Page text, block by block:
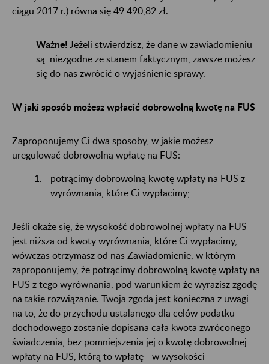
ciągu 2017 r.) równa się 49 490,82 zł.
Ważne! Jeżeli stwierdzisz, że dane w zawiadomieniu
są niezgodne ze stanem faktycznym, zawsze możesz
się do nas zwrócić o wyjaśnienie sprawy.
W jaki sposób możesz wpłacić dobrowolną kwotę na FUS
Zaproponujemy Ci dwa sposoby, w jakie możesz
uregulować dobrowolną wpłatę na FUS:
potrącimy dobrowolną kwotę wpłaty na FUS z
wyrównania, które Ci wypłacimy;
Jeśli okaże się, że wysokość dobrowolnej wpłaty na FUS
jest niższa od kwoty wyrównania, które Ci wypłacimy,
wówczas otrzymasz od nas Zawiadomienie, w którym
zaproponujemy, że potrącimy dobrowolną kwotę wpłaty na
FUS z tego wyrównania, pod warunkiem że wyrazisz zgodę
na takie rozwiązanie. Twoja zgoda jest konieczna z uwagi
na to, że do przychodu ustalanego dla celów podatku
dochodowego zostanie dopisana cała kwota zwróconego
świadczenia, bez pomniejszenia jej o kwotę dobrowolnej
wpłaty na FUS, którą to wpłatę - w wysokości